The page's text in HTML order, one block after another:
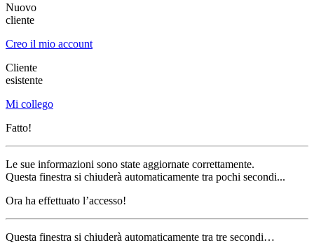
Nuovo
cliente
Creo il mio account
Cliente
esistente
Mi collego
Fatto!
Le sue informazioni sono state aggiornate correttamente.
Questa finestra si chiuderà automaticamente tra pochi secondi...
Ora ha effettuato l’accesso!
Questa finestra si chiuderà automaticamente tra tre secondi…